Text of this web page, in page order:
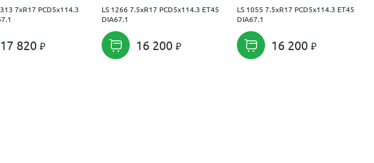
7xR17 PCD5x114.3
17 820
LS 1266 7.5xR17 PCD5x114.3 ET45
DIA67.1
16 200
LS 1055 7.5xR17 PCD5x114.3 ET45
DIA67.1
16 200